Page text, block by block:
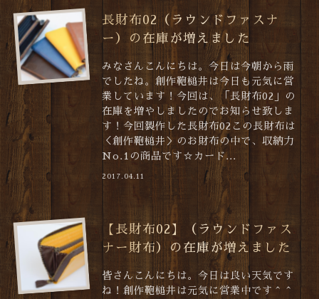
長財布02（ラウンドファスナ
ー）の在庫が増えました
みなさんこんにちは。今日は今朝から雨
でしたね。創作鞄槌井は今日も元気に営
業しています！今回は、「長財布02」の
在庫を増やしましたのでお知らせ致しま
す！今回製作した長財布02この長財布は
＜創作鞄槌井＞のお財布の中で、収納力
No.1の商品です☆カード...
2017.04.11
【長財布02】（ラウンドファス
ナー財布）の在庫が増えました
皆さんこんにちは。今日は良い天気です
ね！創作鞄槌井は元気に営業中です＾＾